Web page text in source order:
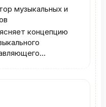
музыкальных и
концепцию